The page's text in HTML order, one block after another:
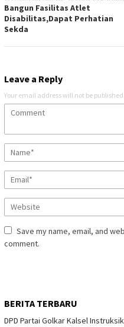
Bangun Fasilitas Atlet
Disabilitas,Dapat Perhatian
Sekda
Leave a Reply
Your email address will not be published.
Save my name, email, and
comment.
BERITA TERBARU
DPD Partai Golkar Kalsel